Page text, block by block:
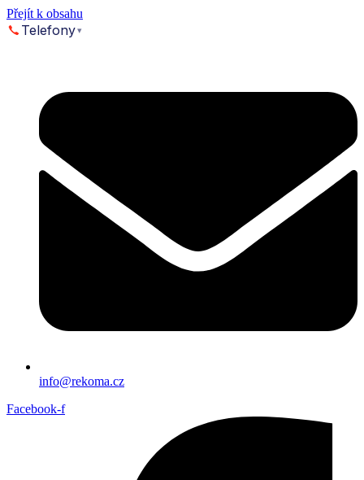
Přejít k obsahu
Telefony▾
info@rekoma.cz
Facebook-f